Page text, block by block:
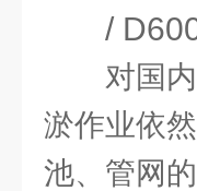
/
对国
淤作业依
池、管网